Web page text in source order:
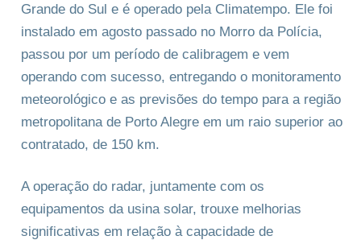
Grande do Sul e é operado pela Climatempo. Ele foi
instalado em agosto passado no Morro da Polícia,
passou por um período de calibragem e vem
operando com sucesso, entregando o monitoramento
meteorológico e as previsões do tempo para a região
metropolitana de Porto Alegre em um raio superior ao
contratado, de 150 km.
A operação do radar, juntamente com os
equipamentos da usina solar, trouxe melhorias
significativas em relação à capacidade de